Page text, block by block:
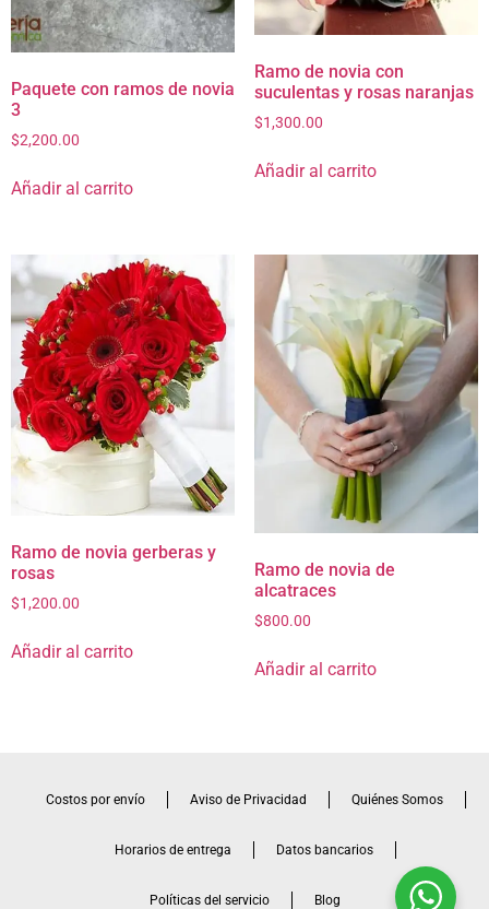
Paquete con ramos de novia
3
$2,200.00
Añadir al carrito
Ramo de novia con
suculentas y rosas naranjas
$1,300.00
Añadir al carrito
Ramo de novia gerberas y
rosas
$1,200.00
Añadir al carrito
Ramo de novia de
alcatraces
$800.00
Añadir al carrito
Costos por envío Aviso de Privacidad Quiénes Somos
Horarios de entrega Datos bancarios
Políticas del servicio Blog